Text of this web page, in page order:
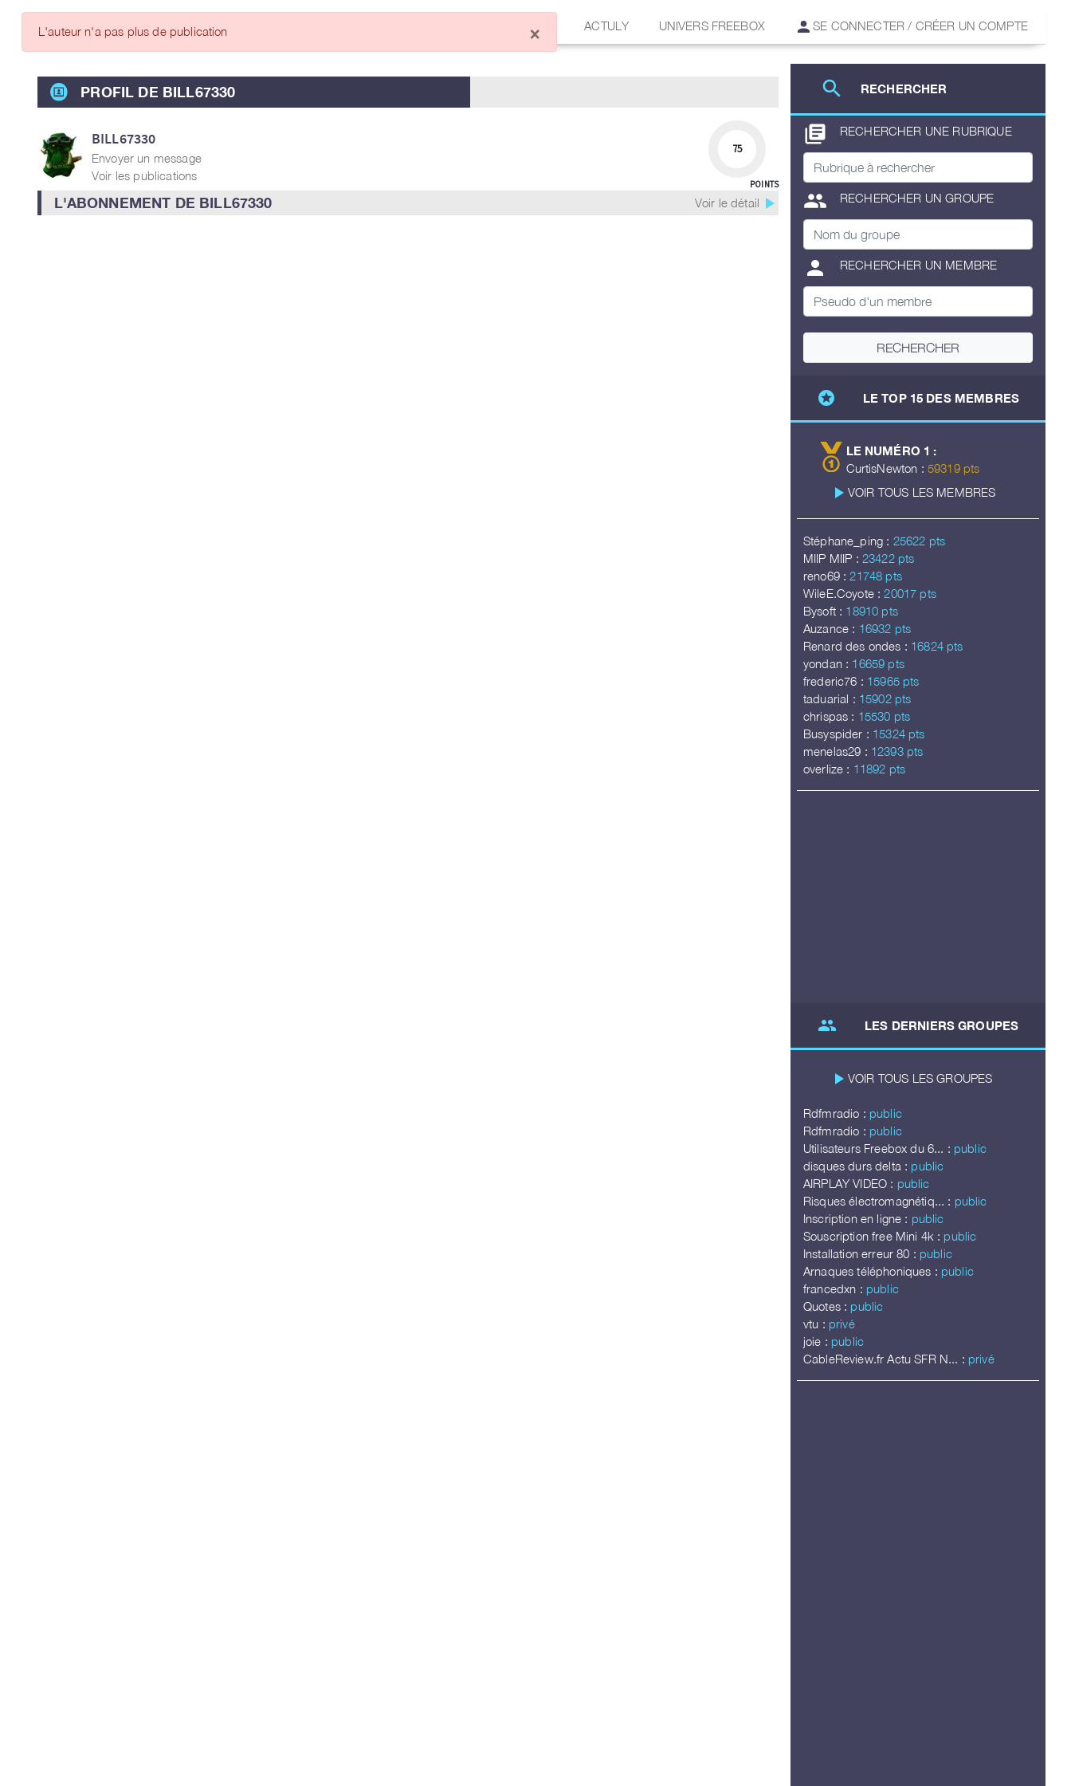
ARTICLES DES MEMBRES ACTULY UNIVERS FREEBOX SE CONNECTER / CRÉER UN COMPTE
search RECHERCHER
library_books RECHERCHER UNE RUBRIQUE
group RECHERCHER UN GROUPE
person RECHERCHER UN MEMBRE
RECHERCHER
stars LE TOP 15 DES MEMBRES
LE NUMÉRO 1 :
CurtisNewton : 59319 pts
play_arrow VOIR TOUS LES MEMBRES
Stéphane_ping : 25622 pts
MIIP MIIP : 23422 pts
reno69 : 21748 pts
WileE.Coyote : 20017 pts
Bysoft : 18910 pts
Auzance : 16932 pts
Renard des ondes : 16824 pts
yondan : 16659 pts
frederic76 : 15965 pts
taduarial : 15902 pts
chrispas : 15530 pts
Busyspider : 15324 pts
menelas29 : 12393 pts
overlize : 11892 pts
group LES DERNIERS GROUPES
play_arrow VOIR TOUS LES GROUPES
Rdfmradio : public
Rdfmradio : public
Utilisateurs Freebox du 6... : public
disques durs delta : public
AIRPLAY VIDEO : public
Risques électromagnétiq... : public
Inscription en ligne : public
Souscription free Mini 4k : public
Installation erreur 80 : public
Arnaques téléphoniques : public
francedxn : public
Quotes : public
vtu : privé
joie : public
CableReview.fr Actu SFR N... : privé
PROFIL DE BILL67330
BILL67330
Envoyer un message
Voir les publications
75
POINTS
L'ABONNEMENT DE BILL67330 Voir le détail play_arrow
L'auteur n'a pas plus de publication ×